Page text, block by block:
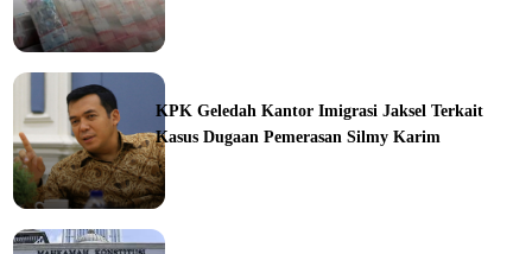
KPK Geledah Kantor Imigrasi Jaksel Terkait
Kasus Dugaan Pemerasan Silmy Karim